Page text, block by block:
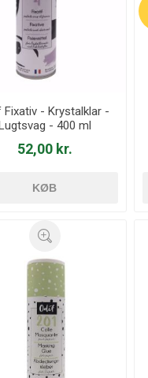
Fixativ - Krystalklar -
Lugtsvag - 400 ml
52,00 kr.
KØB